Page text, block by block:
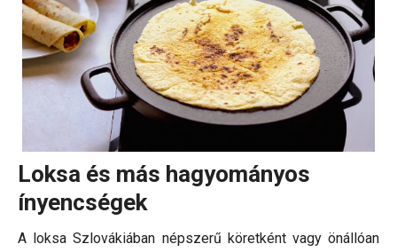
Loksa és más hagyományos
ínyencségek
A loksa Szlovákiában népszerű köretként vagy önállóan